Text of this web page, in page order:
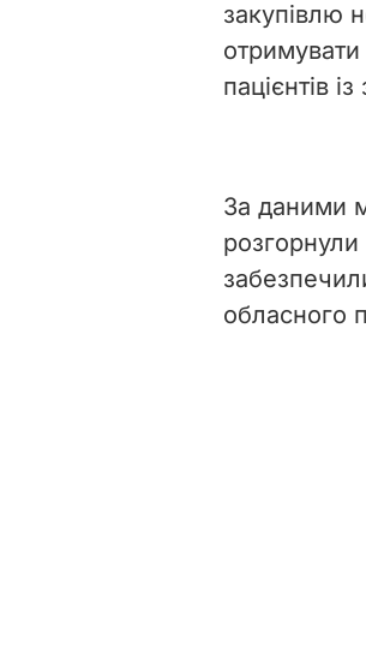
закупівлю
пацієнтів
За даними
обласного